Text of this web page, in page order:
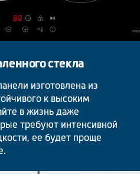
стекла
изготовлена из
к высоким
в жизнь даже
требуют интенсивной
ее будет проще